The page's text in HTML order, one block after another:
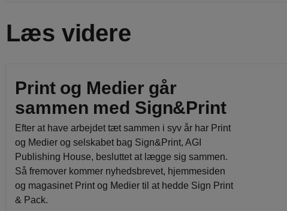
Læs videre
Print og Medier går
sammen med Sign&Print
Efter at have arbejdet tæt sammen i syv år har Print
og Medier og selskabet bag Sign&Print, AGI
Publishing House, besluttet at lægge sig sammen.
Så fremover kommer nyhedsbrevet, hjemmesiden
og magasinet Print og Medier til at hedde Sign Print
& Pack.